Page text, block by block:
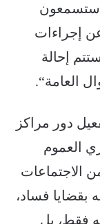
ستسمعون
عن إجراءات
إحالة
العامة“.
دور مراكز
العموم
الاجتماعات
بقضايا فساد،
فقط، بل